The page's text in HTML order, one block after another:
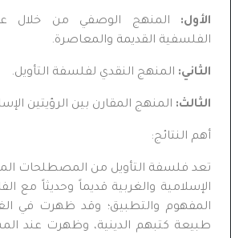
الأول: المنهج الوصفي من خلال
الفلسفية القديمة والمعاصرة.
الثاني: المنهج النقدي لفلسفة التأويل.
الثالث: المنهج المقارن بين الرؤيتين
أهم النتائج:
تعد فلسفة التأويل من المصطلحات
الإسلامية والغربية قديماً وحديثاً مع
المفهوم والتطبيق؛ وقد ظهرت في
طبيعة كتبهم الدينية، وظهرت عند